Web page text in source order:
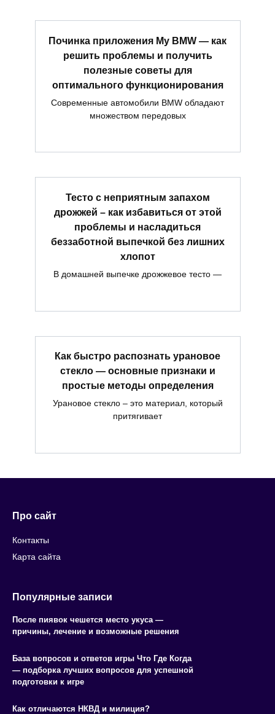
Починка приложения My BMW — как
решить проблемы и получить
полезные советы для
оптимального функционирования
Современные автомобили BMW обладают
множеством передовых
Тесто с неприятным запахом
дрожжей – как избавиться от этой
проблемы и насладиться
беззаботной выпечкой без лишних
хлопот
В домашней выпечке дрожжевое тесто —
Как быстро распознать урановое
стекло — основные признаки и
простые методы определения
Урановое стекло – это материал, который
притягивает
Про сайт
Контакты
Карта сайта
Популярные записи
После пиявок чешется место укуса —
причины, лечение и возможные решения
База вопросов и ответов игры Что Где Когда
— подборка лучших вопросов для успешной
подготовки к игре
Как отличаются НКВД и милиция?